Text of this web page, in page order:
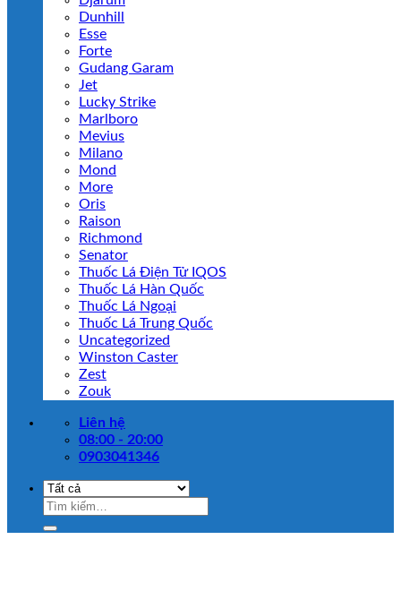
Dunhill
Esse
Forte
Gudang Garam
Jet
Lucky Strike
Marlboro
Mevius
Milano
Mond
More
Oris
Raison
Richmond
Senator
Thuốc Lá Điện Tử IQOS
Thuốc Lá Hàn Quốc
Thuốc Lá Ngoại
Thuốc Lá Trung Quốc
Uncategorized
Winston Caster
Zest
Zouk
Liên hệ
08:00 - 20:00
0903041346
Tìm